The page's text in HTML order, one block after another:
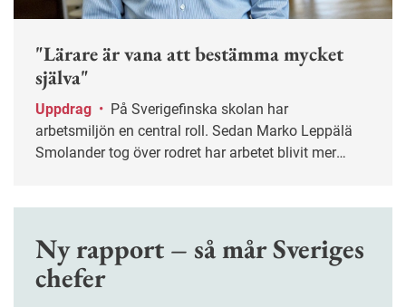
"Lärare är vana att bestämma mycket
själva"
Uppdrag •
arbetsmiljön en central roll. Sedan Marko Leppälä
Smolander tog över rodret har arbetet blivit mer
Ny rapport – så mår Sveriges
chefer